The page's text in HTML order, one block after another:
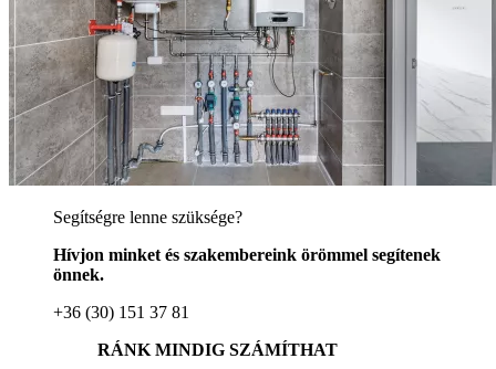
Segítségre lenne szüksége?
Hívjon minket és szakembereink örömmel segítenek
önnek.
+36 (30) 151 37 81
RÁNK MINDIG SZÁMÍTHAT